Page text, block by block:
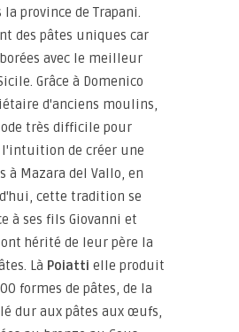
la province de Trapani.
des pâtes uniques car
avec le meilleur
Grâce à Domenico
d'anciens moulins,
très difficile pour
de créer une
à Mazara del Vallo, en
cette tradition se
à ses fils Giovanni et
hérité de leur père la
Là Poiatti elle produit
formes de pâtes, de la
dur aux pâtes aux œufs,